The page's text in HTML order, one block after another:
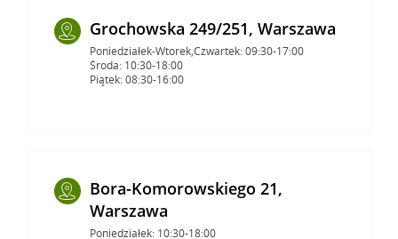
Grochowska 249/251, Warszawa
Poniedziałek-Wtorek,Czwartek: 09:30-17:00
Środa: 10:30-18:00
Piątek: 08:30-16:00
Bora-Komorowskiego 21,
Warszawa
Poniedziałek: 10:30-18:00